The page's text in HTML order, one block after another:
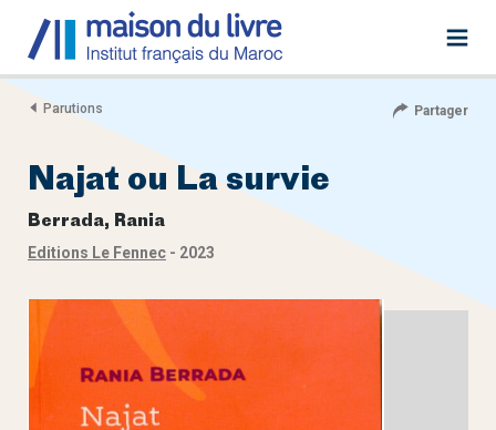
Parutions Partager
Najat ou La survie
Berrada, Rania
Editions Le Fennec - 2023